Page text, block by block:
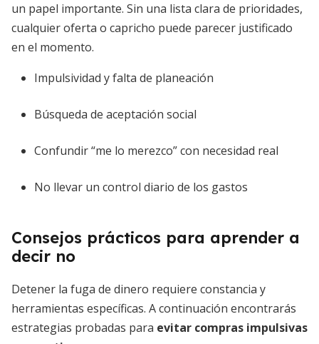
un papel importante. Sin una lista clara de prioridades,
cualquier oferta o capricho puede parecer justificado
en el momento.
Impulsividad y falta de planeación
Búsqueda de aceptación social
Confundir “me lo merezco” con necesidad real
No llevar un control diario de los gastos
Consejos prácticos para aprender a
decir no
Detener la fuga de dinero requiere constancia y
herramientas específicas. A continuación encontrarás
estrategias probadas para evitar compras impulsivas